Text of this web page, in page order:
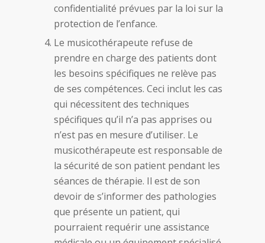
confidentialité prévues par la loi sur la
protection de l’enfance.
Le musicothérapeute refuse de
prendre en charge des patients dont
les besoins spécifiques ne relève pas
de ses compétences. Ceci inclut les cas
qui nécessitent des techniques
spécifiques qu’il n’a pas apprises ou
n’est pas en mesure d’utiliser. Le
musicothérapeute est responsable de
la sécurité de son patient pendant les
séances de thérapie. Il est de son
devoir de s’informer des pathologies
que présente un patient, qui
pourraient requérir une assistance